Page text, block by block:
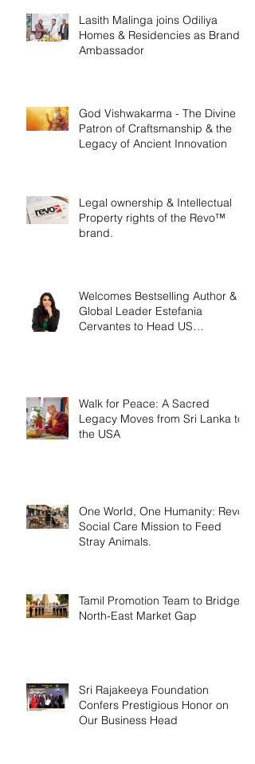
Lasith Malinga joins Odiliya
Homes & Residencies as Brand
Ambassador
God Vishwakarma - The Divine
Patron of Craftsmanship & the
Legacy of Ancient Innovation
Legal ownership & Intellectual
Property rights of the Revo™
brand.
Welcomes Bestselling Author &
Global Leader Estefania
Cervantes to Head US
Walk for Peace: A Sacred
Legacy Moves from Sri Lanka to
the USA
One World, One Humanity: Revo
Social Care Mission to Feed
Stray Animals.
Tamil Promotion Team to Bridge
North-East Market Gap
Sri Rajakeeya Foundation
Confers Prestigious Honor on
Our Business Head